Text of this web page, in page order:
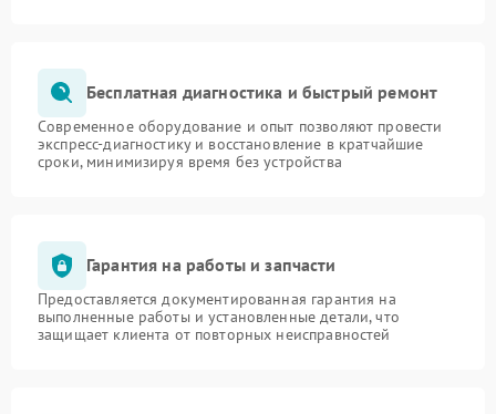
Бесплатная диагностика и быстрый ремонт
Современное оборудование и опыт позволяют провести
экспресс-диагностику и восстановление в кратчайшие
сроки, минимизируя время без устройства
Гарантия на работы и запчасти
Предоставляется документированная гарантия на
выполненные работы и установленные детали, что
защищает клиента от повторных неисправностей